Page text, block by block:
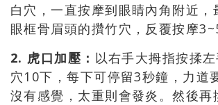
白穴，一直按摩到眼睛內角附近，
眼框骨眉頭的攢竹穴，反覆按摩
2. 虎口加壓： 以右手大拇指按揉
穴10下，每下可停留3秒鐘，力道
沒有感覺，太重則會發炎。然後再